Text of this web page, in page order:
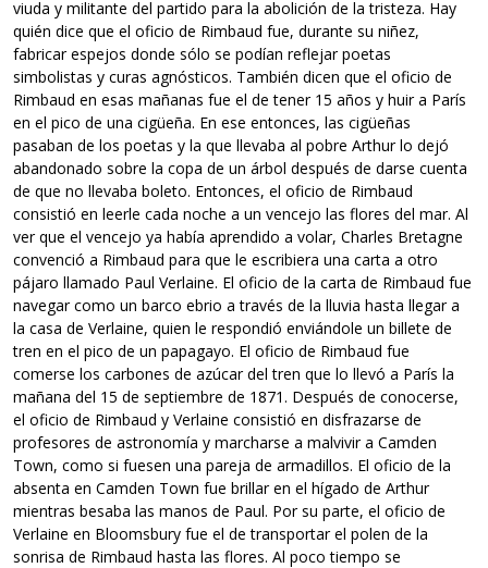
viuda y militante del partido para la abolición de la tristeza. Hay
quién dice que el oficio de Rimbaud fue, durante su niñez,
fabricar espejos donde sólo se podían reflejar poetas
simbolistas y curas agnósticos. También dicen que el oficio de
Rimbaud en esas mañanas fue el de tener 15 años y huir a París
en el pico de una cigüeña. En ese entonces, las cigüeñas
pasaban de los poetas y la que llevaba al pobre Arthur lo dejó
abandonado sobre la copa de un árbol después de darse cuenta
de que no llevaba boleto. Entonces, el oficio de Rimbaud
consistió en leerle cada noche a un vencejo las flores del mar. Al
ver que el vencejo ya había aprendido a volar, Charles Bretagne
convenció a Rimbaud para que le escribiera una carta a otro
pájaro llamado Paul Verlaine. El oficio de la carta de Rimbaud fue
navegar como un barco ebrio a través de la lluvia hasta llegar a
la casa de Verlaine, quien le respondió enviándole un billete de
tren en el pico de un papagayo. El oficio de Rimbaud fue
comerse los carbones de azúcar del tren que lo llevó a París la
mañana del 15 de septiembre de 1871. Después de conocerse,
el oficio de Rimbaud y Verlaine consistió en disfrazarse de
profesores de astronomía y marcharse a malvivir a Camden
Town, como si fuesen una pareja de armadillos. El oficio de la
absenta en Camden Town fue brillar en el hígado de Arthur
mientras besaba las manos de Paul. Por su parte, el oficio de
Verlaine en Bloomsbury fue el de transportar el polen de la
sonrisa de Rimbaud hasta las flores. Al poco tiempo se